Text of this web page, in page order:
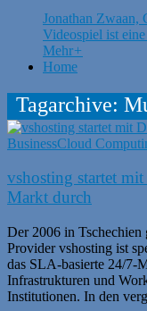
Jonathan Zwaan,
Videospiel ist
Mehr+
Home
Tagarchive:
BusinessCloud
vshosting startet
Markt durch
Der 2006 in Tschechien
Provider vshosting ist
das SLA-basierte 24/7-
Infrastrukturen und
Institutionen. In den